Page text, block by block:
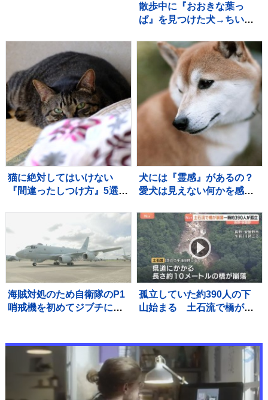
散歩中に『おおきな葉っ
ぱ』を見つけた犬→ちいさ
しげな光景』が可愛すぎる
と8万再生「宝物見つけた
ね」「お土産かな」
猫に絶対してはいけない
『間違ったしつけ方』5選
犬には『霊感』があるの？
愛犬は見えない何かを感知
味まで解説
海賊対処のため自衛隊のP1
哨戒機を初めてジブチに派
孤立していた約390人の下
山始まる 土石流で橋が崩
で配管壊れ約1600軒の旅
館・別荘に温泉のお湯供給
出来ず